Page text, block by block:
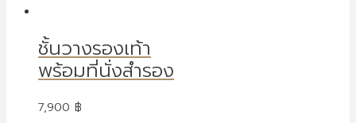
ชั้นวางรองเท้า
พร้อมที่นั่งสำรอง
7,900 ฿